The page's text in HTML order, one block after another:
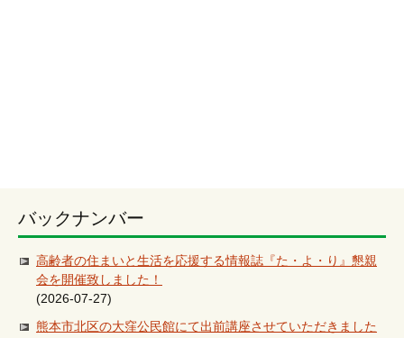
バックナンバー
高齢者の住まいと生活を応援する情報誌『た・よ・り』懇親
会を開催致しました！
(2026-07-27)
熊本市北区の大窪公民館にて出前講座させていただきました